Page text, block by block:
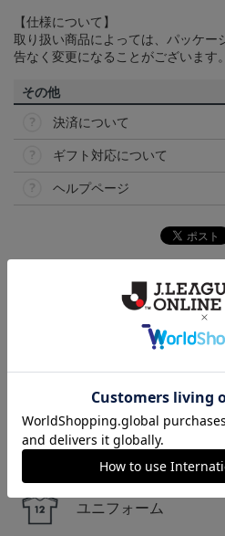
【仕様について】
取り扱い商品によっては、パッケー
告なく変更になることがございます。
その他
決済について
ギフト対応について
ヘルプページ
浦和レッズのすべての
カテゴリ
ユニフォーム